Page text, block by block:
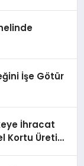
İşe Götür
İhracat
Kortu Üretim